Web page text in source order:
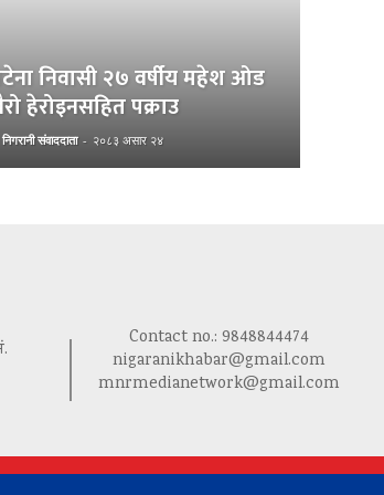
निवासी २७ वर्षीय महेश ओड
हेरोइनसहित पक्राउ
निगरानी संवाददाता - २०८३ असार २४
Contact no.: 9848844474
nigaranikhabar@gmail.com
mnrmedianetwork@gmail.com